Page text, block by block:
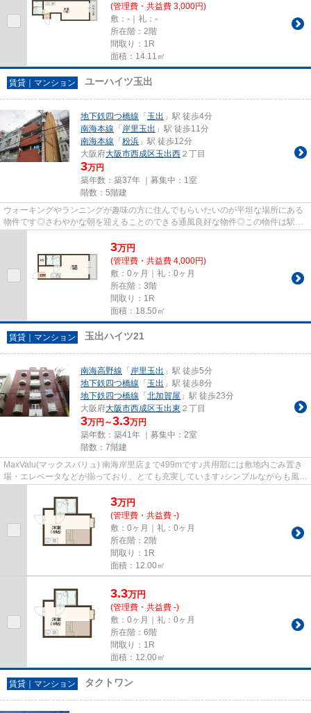
(管理費・共益費 3,000円)
敷：-｜礼：-
所在階：2階
間取り：1R
面積：14.11㎡
賃貸｜マンション ユーハイツ玉出
地下鉄四つ橋線 「 玉出 」駅 徒歩4分
南海本線 「 岸里玉出 」駅 徒歩11分
南海本線 「 粉浜 」駅 徒歩12分
大阪府大阪市西成区玉出西 ２丁目
3万円
築年数：築37年 ｜募集中： 1室
階数：5階建
ウォーキングやランニングが趣味の方に住んでもらいたいのが平坦な場所にある
物件です◎さわやかな朝を迎えることのできる通風良好な物件◎この物件は駅か
3万円
(管理費・共益費 4,000円)
敷：0ヶ月｜礼：0ヶ月
所在階：3階
間取り：1R
面積：18.50㎡
賃貸｜マンション 玉出ハイツ21
南海高野線 「 岸里玉出 」駅 徒歩5分
地下鉄四つ橋線 「 玉出 」駅 徒歩8分
地下鉄四つ橋線 「 北加賀屋 」駅 徒歩23分
大阪府大阪市西成区玉出東 ２丁目
3万円～3.3万円
築年数：築41年 ｜募集中： 2室
階数：7階建
MaxValu(マックスバリュ) 南海岸里店まで499mです♪共用部には敷地内ごみ置き
場・エレベータなどが揃っており、とても充実しています♪シンプルながらも風の
3万円
(管理費・共益費 -)
敷：0ヶ月｜礼：0ヶ月
所在階：2階
間取り：1R
面積：12.00㎡
3.3万円
(管理費・共益費 -)
敷：0ヶ月｜礼：0ヶ月
所在階：6階
間取り：1R
面積：12.00㎡
賃貸｜マンション タクトワン